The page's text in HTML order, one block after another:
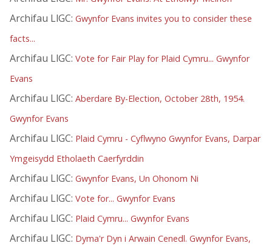
Archifau LlGC: Gwynfor Evans invites you to consider these
facts...
Archifau LlGC: Vote for Fair Play for Plaid Cymru... Gwynfor
Evans
Archifau LlGC: Aberdare By-Election, October 28th, 1954.
Gwynfor Evans
Archifau LlGC: Plaid Cymru - Cyflwyno Gwynfor Evans, Darpar
Ymgeisydd Etholaeth Caerfyrddin
Archifau LlGC: Gwynfor Evans, Un Ohonom Ni
Archifau LlGC: Vote for... Gwynfor Evans
Archifau LlGC: Plaid Cymru... Gwynfor Evans
Archifau LlGC: Dyma'r Dyn i Arwain Cenedl. Gwynfor Evans,